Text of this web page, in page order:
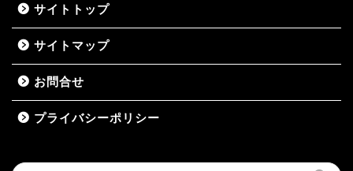
サイトトップ
サイトマップ
お問合せ
プライバシーポリシー